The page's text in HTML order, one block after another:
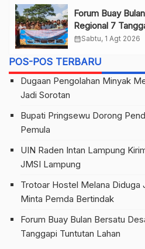
Forum Buay
Regional 7
calendar_monthSabtu, 1 Agt 2026
POS-POS TERBARU
Dugaan Pengolahan Minyak
Jadi Sorotan
Bupati Pringsewu Dorong
Pemula
UIN Raden Intan Lampung
JMSI Lampung
Trotoar Hostel Melana Diduga
Minta Pemda Bertindak
Forum Buay Bulan Bersatu
Tanggapi Tuntutan Lahan